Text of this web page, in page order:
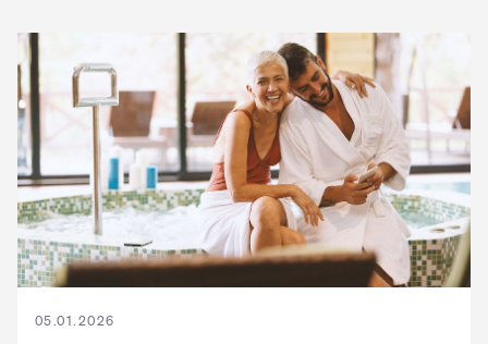
05.01.2026